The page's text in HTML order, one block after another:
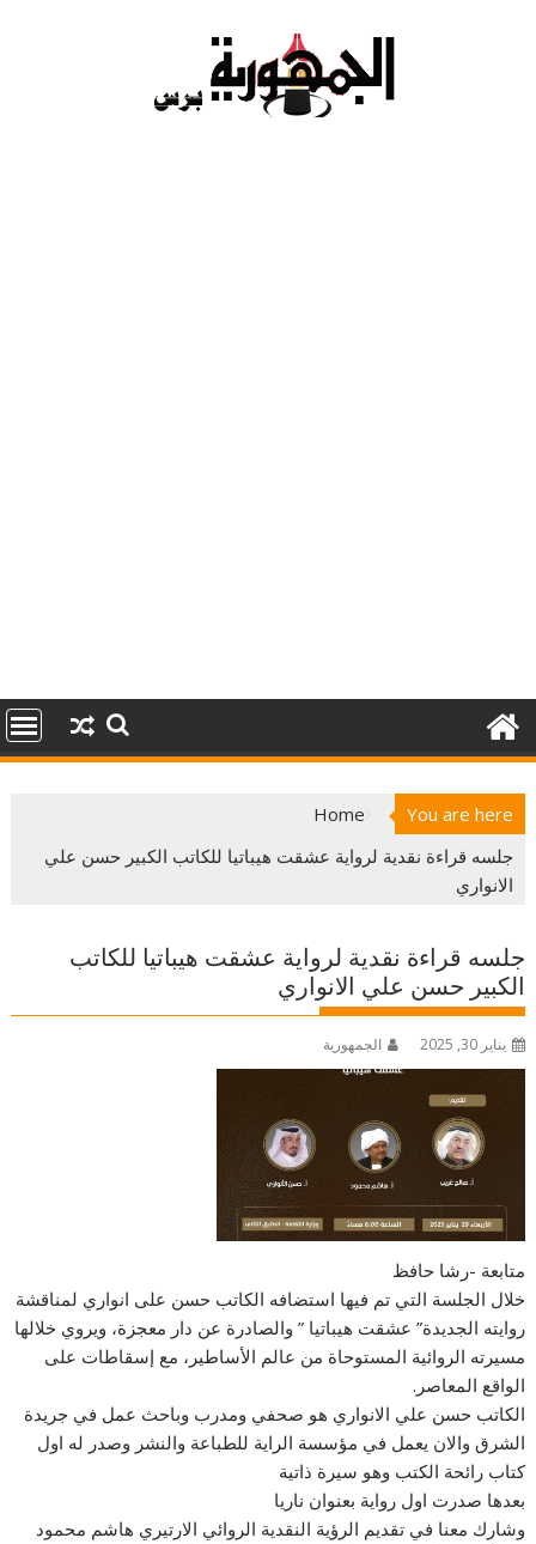
You are here
Home
جلسه قراءة نقدية لرواية عشقت هيباتيا للكاتب الكبير حسن علي
الانواري
جلسه قراءة نقدية لرواية عشقت هيباتيا للكاتب
الكبير حسن علي الانواري
يناير 30, 2025 الجمهورية
متابعة -رشا حافظ
خلال الجلسة التي تم فيها استضافه الكاتب حسن على انواري لمناقشة
روايته الجديدة” عشقت هيباتيا ” والصادرة عن دار معجزة، ويروي خلالها
مسيرته الروائية المستوحاة من عالم الأساطير، مع إسقاطات على
الواقع المعاصر.
الكاتب حسن علي الانواري هو صحفي ومدرب وباحث عمل في جريدة
الشرق والان يعمل في مؤسسة الراية للطباعة والنشر وصدر له اول
كتاب رائحة الكتب وهو سيرة ذاتية
بعدها صدرت اول رواية بعنوان ناريا
وشارك معنا في تقديم الرؤية النقدية الروائي الارتيري هاشم محمود